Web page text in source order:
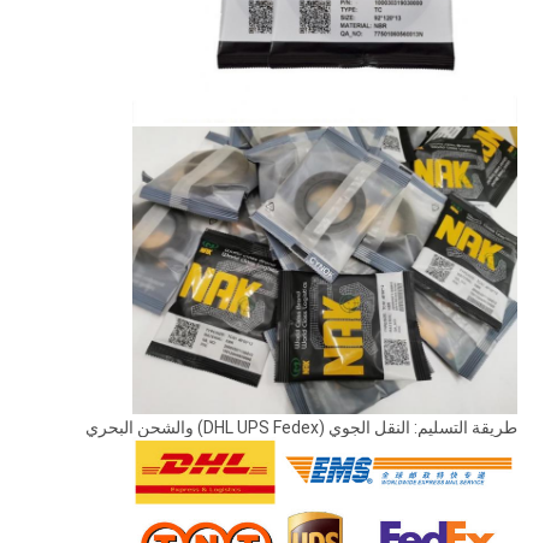
طريقة التسليم: النقل الجوي (DHL UPS Fedex) والشحن البحري